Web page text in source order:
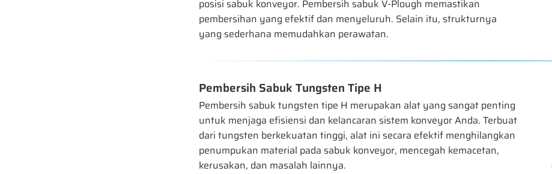
posisi sabuk konveyor. Pembersih sabuk V-Plough memastikan
pembersihan yang efektif dan menyeluruh. Selain itu, strukturnya
yang sederhana memudahkan perawatan.
Pembersih Sabuk Tungsten Tipe H
Pembersih sabuk tungsten tipe H merupakan alat yang sangat penting
untuk menjaga efisiensi dan kelancaran sistem konveyor Anda. Terbuat
dari tungsten berkekuatan tinggi, alat ini secara efektif menghilangkan
penumpukan material pada sabuk konveyor, mencegah kemacetan,
kerusakan, dan masalah lainnya.